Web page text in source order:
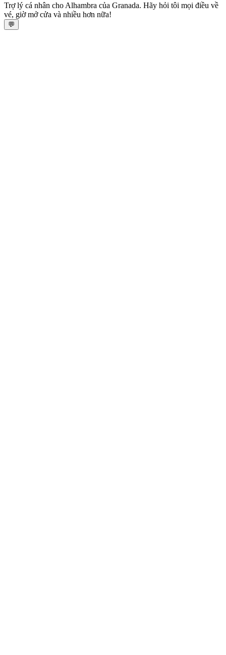
Trợ lý cá nhân cho Alhambra của Granada. Hãy hỏi tôi mọi điều về
vé, giờ mở cửa và nhiều hơn nữa!
💬